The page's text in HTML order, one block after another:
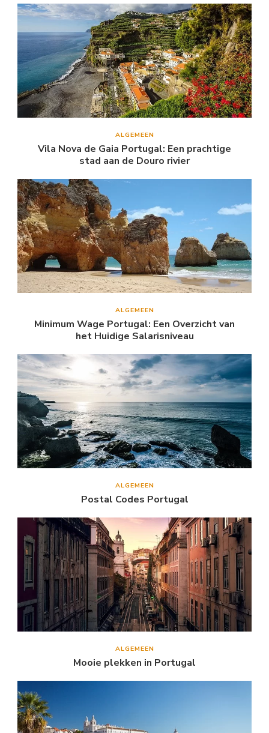
ALGEMEEN
Vila Nova de Gaia Portugal: Een prachtige
stad aan de Douro rivier
ALGEMEEN
Minimum Wage Portugal: Een Overzicht van
het Huidige Salarisniveau
ALGEMEEN
Postal Codes Portugal
ALGEMEEN
Mooie plekken in Portugal